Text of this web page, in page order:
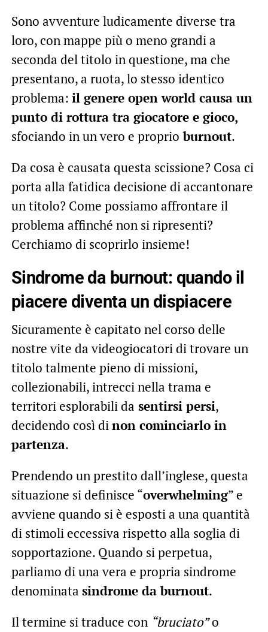
Sono avventure ludicamente diverse tra
loro, con mappe più o meno grandi a
seconda del titolo in questione, ma che
presentano, a ruota, lo stesso identico
problema: il genere open world causa un
punto di rottura tra giocatore e gioco,
sfociando in un vero e proprio burnout.
Da cosa è causata questa scissione? Cosa ci
porta alla fatidica decisione di accantonare
un titolo? Come possiamo affrontare il
problema affinché non si ripresenti?
Cerchiamo di scoprirlo insieme!
Sindrome da burnout: quando il
piacere diventa un dispiacere
Sicuramente è capitato nel corso delle
nostre vite da videogiocatori di trovare un
titolo talmente pieno di missioni,
collezionabili, intrecci nella trama e
territori esplorabili da sentirsi persi,
decidendo così dinon cominciarlo in
partenza.
Prendendo un prestito dall’inglese, questa
situazione si definisce “overwhelming” e
avviene quando si è esposti a una quantità
di stimoli eccessiva rispetto alla soglia di
sopportazione. Quando si perpetua,
parliamo di una vera e propria sindrome
denominata sindrome da burnout.
Il termine si traduce con “bruciato”o